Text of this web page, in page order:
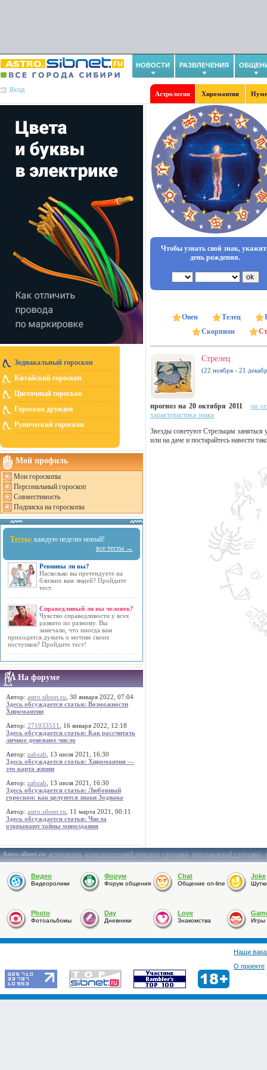
НОВОСТИ РАЗВЛЕЧЕНИЯ
Вход
Астрология Хиромантия
Зодиакальный гороскоп
Китайский гороскоп
Цветочный гороскоп
Гороскоп друидов
Рунический гороскоп
Мой профиль
Мои гороскопы
Персональный гороскоп
Совместимость
Подписка на гороскопы
Тесты: каждую неделю новый!
все тесты →
Ревнивы ли вы?
Насколько вы претендуете на
близких вам людей? Пройдите
тест.
Справедливый ли вы человек?
Чувство справедливости у всех
развито по разному. Вы
замечали, что иногда вам
приходится думать о мотиве своих
поступков? Пройдите тест!
На форуме
Автор: astro.sibnet.ru , 30 января 2022, 07:04
Здесь обсуждается статья: Возможности
Хиромантии
Автор: 271033511
, 16 января 2022, 12:18
Здесь обсуждается статья: Как рассчитать
личное денежное число
Автор: zabzab , 13 июля 2021, 16:30
Здесь обсуждается статья: Хиромантия —
это карта жизни
Автор: zabzab , 13 июля 2021, 16:30
Здесь обсуждается статья: Любовный
гороскоп: как целуются знаки Зодиака
Автор: astro.sibnet.ru , 11 марта 2021, 00:11
Здесь обсуждается статья: Числа
открывают тайны мироздания
Чтобы узнать свой знак,
день рождения.
Овен Телец
Скорпион
Стрелец
(22 ноября - 21
прогноз на 20 октября 2011
на
характеристика знака
Звезды советуют Стрельцам
или на даче и постарайтесь навести
Astro.sibnet.ru:астрология,астрологический прогноз,гороскоп,персональный гороскоп,
Видео
Видеоролики
Форум
Форум общения
Chat
Общение on-line
Joke
Photo
Фотоальбомы
Day
Дневники
Love
Знакомства Игры
Наши
О проекте